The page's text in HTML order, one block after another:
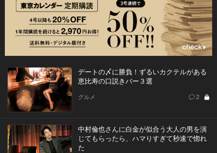
デートの〆に勝負！ずるいカクテルがある
恵比寿の口説きバー３選
グルメ 2
中村倫也さんに白金が似合う大人の男を演
じてもらったら、ハマりすぎて秒速で惚れ
た